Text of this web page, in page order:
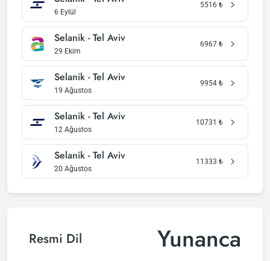
6 Eylül
5516 ₺
Selanik - Tel Aviv
29 Ekim
6967 ₺
Selanik - Tel Aviv
19 Ağustos
9954 ₺
Selanik - Tel Aviv
12 Ağustos
10731 ₺
Selanik - Tel Aviv
20 Ağustos
11333 ₺
Resmi Dil Yunanca